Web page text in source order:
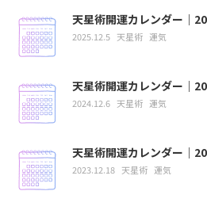
天星術開運カレンダー｜
2025.12.5 天星術 運気
天星術開運カレンダー｜
2024.12.6 天星術 運気
天星術開運カレンダー｜
2023.12.18 天星術 運気